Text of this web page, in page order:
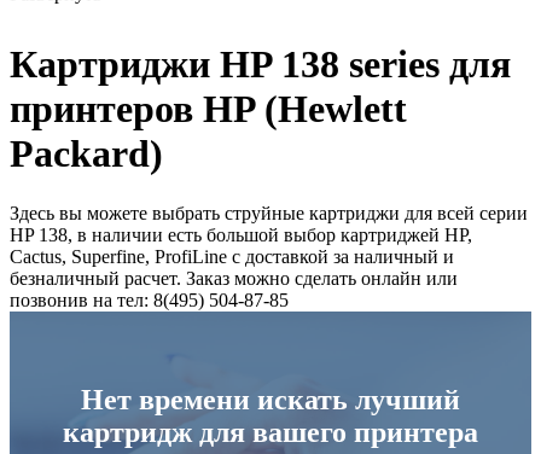
Картриджи HP 138 series для
принтеров HP (Hewlett
Packard)
Здесь вы можете выбрать струйные картриджи для всей серии
HP 138, в наличии есть большой выбор картриджей HP,
Cactus, Superfine, ProfiLine с доставкой за наличный и
безналичный расчет. Заказ можно сделать онлайн или
позвонив на тел: 8(495) 504-87-85
Нет времени искать лучший
картридж для вашего принтера